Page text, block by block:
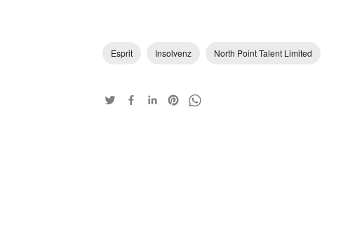
Esprit Insolvenz North Point Talent Limited